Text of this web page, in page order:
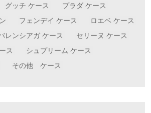
グッチ ケース
プラダ ケース
フェンデイ ケース
ロエベ ケース
レンシアガ ケース
セリーヌ ケース
ス
シュプリーム ケース
その他 ケース